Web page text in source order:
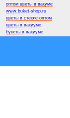
оптом цветы в вакуме
www.buket-shop.ru
цветы в стекле оптом
цветы в вакууме
букеты в вакууме